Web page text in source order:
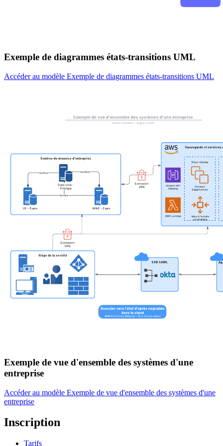
Exemple de diagrammes états-transitions UML
Accéder au modèle Exemple de diagrammes états-transitions UML
Exemple de vue d'ensemble des systèmes d'une
entreprise
Accéder au modèle Exemple de vue d'ensemble des systèmes d'une
entreprise
Inscription
Tarifs